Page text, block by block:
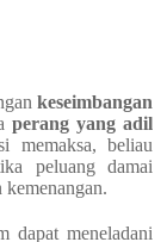
keseimbangan
perang yang adil
memaksa, beliau
peluang damai
dapat meneladani